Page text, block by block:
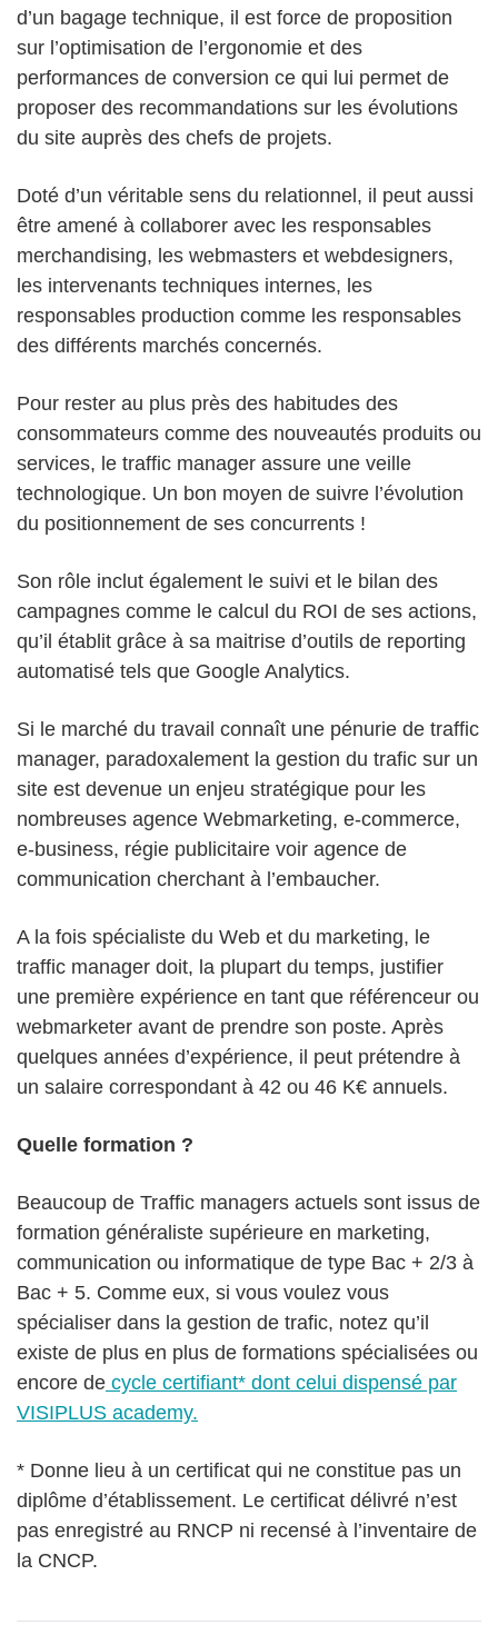
d’un bagage technique, il est force de proposition
sur l’optimisation de l’ergonomie et des
performances de conversion ce qui lui permet de
proposer des recommandations sur les évolutions
du site auprès des chefs de projets.
Doté d’un véritable sens du relationnel, il peut aussi
être amené à collaborer avec les responsables
merchandising, les webmasters et webdesigners,
les intervenants techniques internes, les
responsables production comme les responsables
des différents marchés concernés.
Pour rester au plus près des habitudes des
consommateurs comme des nouveautés produits ou
services, le traffic manager assure une veille
technologique. Un bon moyen de suivre l’évolution
du positionnement de ses concurrents !
Son rôle inclut également le suivi et le bilan des
campagnes comme le calcul du ROI de ses actions,
qu’il établit grâce à sa maitrise d’outils de reporting
automatisé tels que Google Analytics.
Si le marché du travail connaît une pénurie de traffic
manager, paradoxalement la gestion du trafic sur un
site est devenue un enjeu stratégique pour les
nombreuses agence Webmarketing, e-commerce,
e-business, régie publicitaire voir agence de
communication cherchant à l’embaucher.
A la fois spécialiste du Web et du marketing, le
traffic manager doit, la plupart du temps, justifier
une première expérience en tant que référenceur ou
webmarketer avant de prendre son poste. Après
quelques années d’expérience, il peut prétendre à
un salaire correspondant à 42 ou 46 K€ annuels.
Quelle formation ?
Beaucoup de Traffic managers actuels sont issus de
formation généraliste supérieure en marketing,
communication ou informatique de type Bac + 2/3 à
Bac + 5. Comme eux, si vous voulez vous
spécialiser dans la gestion de trafic, notez qu’il
existe de plus en plus de formations spécialisées ou
encore de cycle certifiant* dont celui dispensé par
VISIPLUS academy.
* Donne lieu à un certificat qui ne constitue pas un
diplôme d’établissement. Le certificat délivré n’est
pas enregistré au RNCP ni recensé à l’inventaire de
la CNCP.